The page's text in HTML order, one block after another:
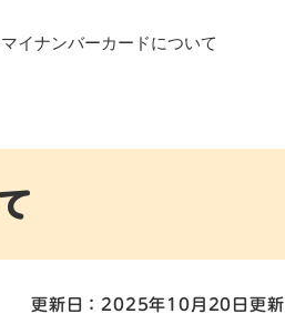
マイナンバーカードについて
更新日：2025年10月20日更新